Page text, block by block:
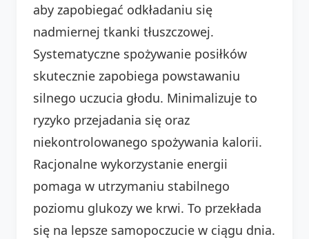
aby zapobiegać odkładaniu się
nadmiernej tkanki tłuszczowej.
Systematyczne spożywanie posiłków
skutecznie zapobiega powstawaniu
silnego uczucia głodu. Minimalizuje to
ryzyko przejadania się oraz
niekontrolowanego spożywania kalorii.
Racjonalne wykorzystanie energii
pomaga w utrzymaniu stabilnego
poziomu glukozy we krwi. To przekłada
się na lepsze samopoczucie w ciągu dnia.